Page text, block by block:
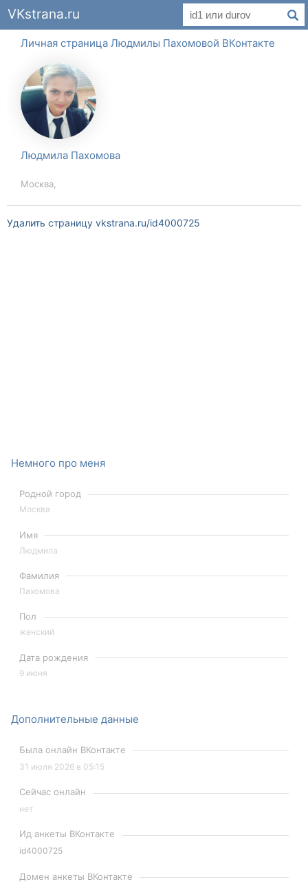
VKstrana.ru
Личная страница Людмилы Пахомовой ВКонтакте
Людмила Пахомова
Москва,
Удалить страницу vkstrana.ru/id4000725
Немного про меня
Родной город
Москва
Имя
Людмила
Фамилия
Пахомова
Пол
женский
Дата рождения
9 июня
Дополнительные данные
Была онлайн ВКонтакте
31 июля 2026 в 05:15
Сейчас онлайн
нет
Ид анкеты ВКонтакте
id4000725
Домен анкеты ВКонтакте